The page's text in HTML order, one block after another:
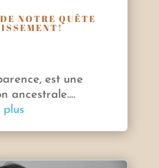
NOTRE QUÊTE
est une
ancestrale....
plus